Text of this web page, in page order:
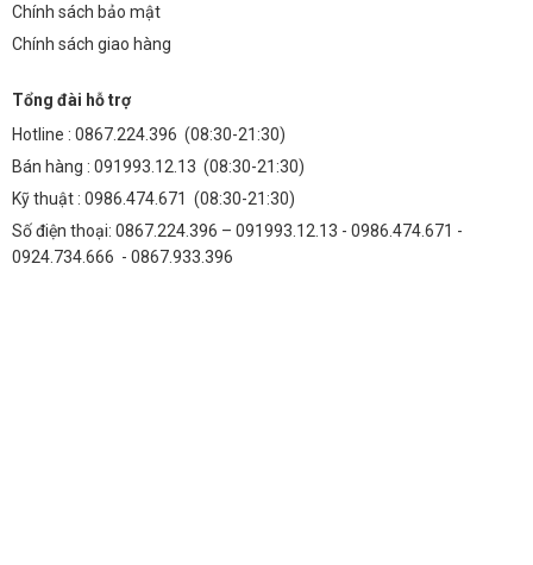
Chính sách bảo mật
Chính sách giao hàng
Tổng đài hỗ trợ
Hotline : 0867.224.396 (08:30-21:30)
Bán hàng : 091993.12.13 (08:30-21:30)
Kỹ thuật : 0986.474.671 (08:30-21:30)
Số điện thoại: 0867.224.396 – 091993.12.13 - 0986.474.671 -
0924.734.666 - 0867.933.396